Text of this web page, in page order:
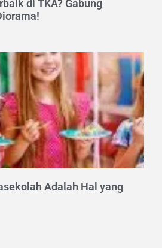
di TKA? Gabung
Adalah Hal yang